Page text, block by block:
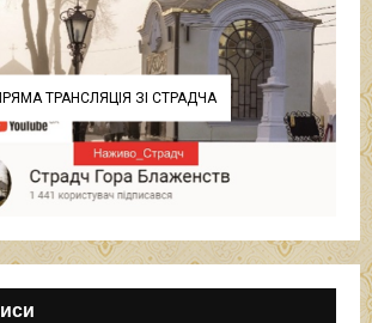
ТРАНСЛЯЦІЯ ЗІ СТРАДЧА